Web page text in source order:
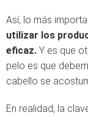
Así, lo más
utilizar los
eficaz. Y es que
pelo es que
cabello se
En realidad, la